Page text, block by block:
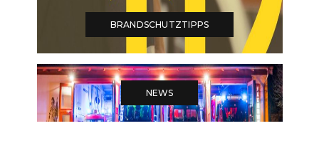
BRANDSCHUTZTIPPS
NEWS